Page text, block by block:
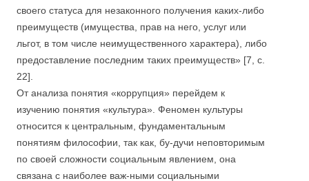
своего статуса для незаконного получения каких-либо
преимуществ (имущества, прав на него, услуг или
льгот, в том числе неимущественного характера), либо
предоставление последним таких преимуществ» [7, с.
22].
От анализа понятия «коррупция» перейдем к
изучению понятия «культура». Феномен культуры
относится к центральным, фундаментальным
понятиям философии, так как, бу-дучи неповторимым
по своей сложности социальным явлением, она
связана с наиболее важ-ными социальными